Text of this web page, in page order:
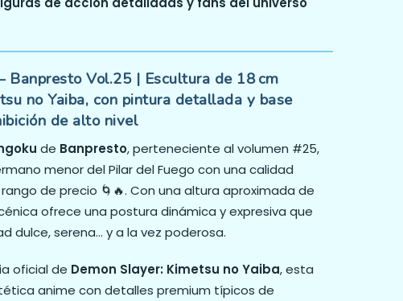
Banpresto Vol.25 | Escultura de 18 cm
no Yaiba, con pintura detallada y base
de alto nivel
de Banpresto, perteneciente al volumen #25,
menor del Pilar del Fuego con una calidad
de precio 🌀🔥. Con una altura aproximada de
ofrece una postura dinámica y expresiva que
dulce, serena… y a la vez poderosa.
oficial de Demon Slayer: Kimetsu no Yaiba, esta
anime con detalles premium típicos de